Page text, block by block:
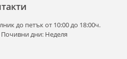
до петък от 10:00 до 18:00ч.
Почивни дни: Неделя